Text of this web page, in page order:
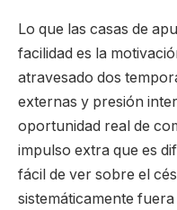
Lo que las casas de
facilidad es la
atravesado dos
externas y presión
oportunidad real de
impulso extra que es
fácil de ver sobre el
sistemáticamente